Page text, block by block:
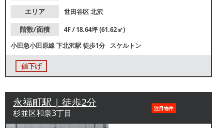
内科 【引渡状態】スケルトン
ｍ ※記載の店舗情報は正確性を
保証するものではございませ
エリア
世田谷区北沢
階数/面積
4F / 18.64坪 (61.62㎡)
小田急小田原線下北沢駅徒歩1分 スケルトン
値下げ
永福町駅 | 徒歩2分
杉並区和泉3丁目 注目物件